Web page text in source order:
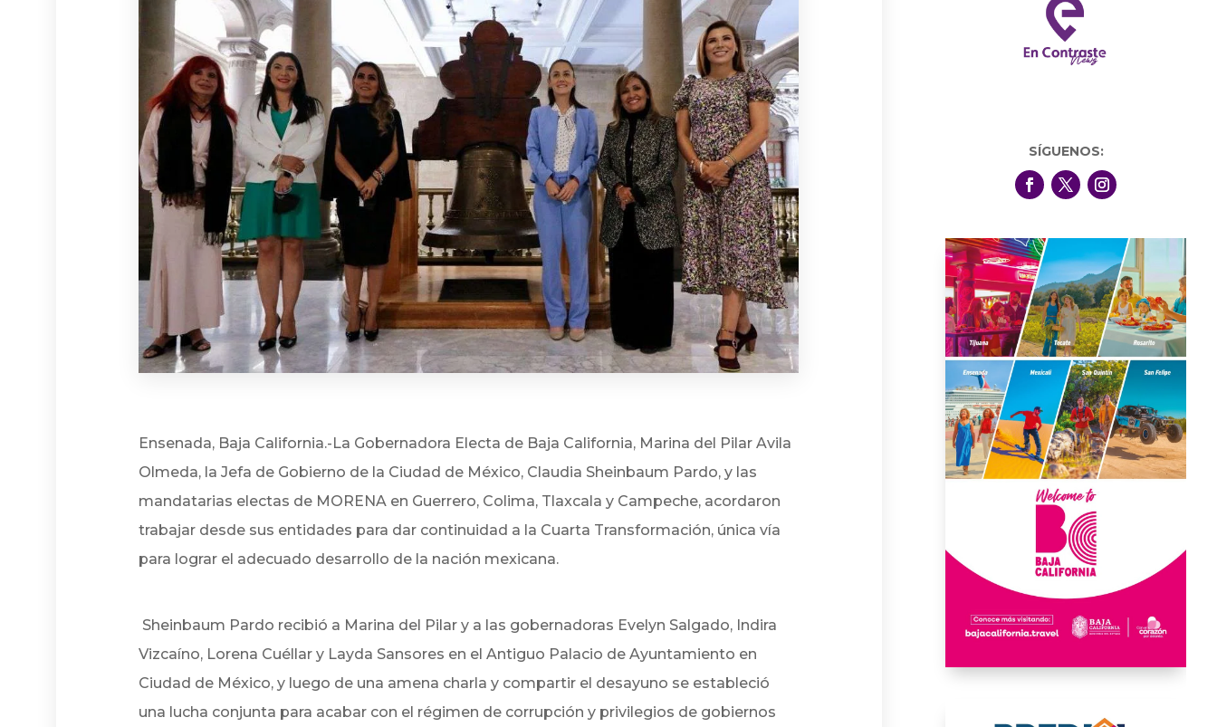
Ensenada, Baja California.-La Gobernadora Electa de Baja California, Marina del Pilar Avila
Olmeda, la Jefa de Gobierno de la Ciudad de México, Claudia Sheinbaum Pardo, y las
mandatarias electas de MORENA en Guerrero, Colima, Tlaxcala y Campeche, acordaron
trabajar desde sus entidades para dar continuidad a la Cuarta Transformación, única vía
para lograr el adecuado desarrollo de la nación mexicana.
Sheinbaum Pardo recibió a Marina del Pilar y a las gobernadoras Evelyn Salgado, Indira
Vizcaíno, Lorena Cuéllar y Layda Sansores en el Antiguo Palacio de Ayuntamiento en
Ciudad de México, y luego de una amena charla y compartir el desayuno se estableció
una lucha conjunta para acabar con el régimen de corrupción y privilegios de gobiernos
SÍGUENOS: